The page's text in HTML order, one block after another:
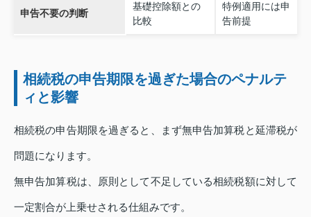
申告不要の判断
基礎控除額との
比較
特例適用には申
告前提
相続税の申告期限を過ぎた場合のペナルテ
ィと影響
相続税の申告期限を過ぎると、まず無申告加算税と延滞税が
問題になります。
無申告加算税は、原則として不足している相続税額に対して
一定割合が上乗せされる仕組みです。